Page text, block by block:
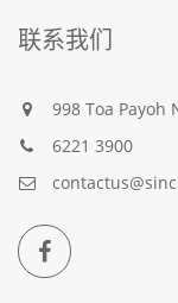
联系我们
998 Toa Payoh
6221 3900